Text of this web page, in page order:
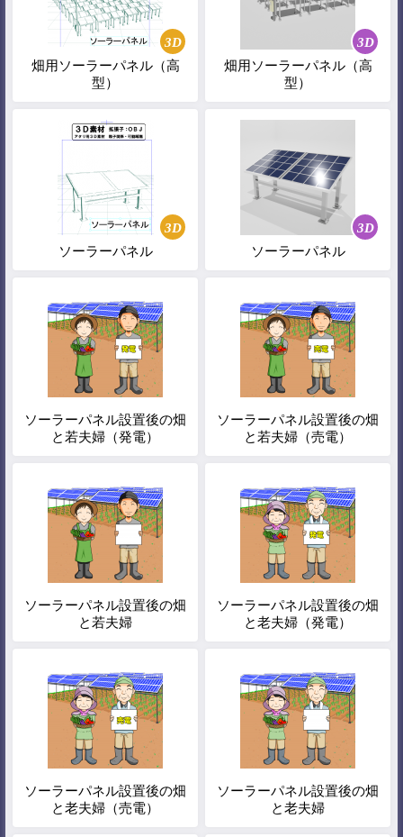
3D
畑用ソーラーパネル（高
型）
3D
畑用ソーラーパネル（高
型）
3D
ソーラーパネル
3D
ソーラーパネル
ソーラーパネル設置後の畑
と若夫婦（発電）
ソーラーパネル設置後の畑
と若夫婦（売電）
ソーラーパネル設置後の畑
と若夫婦
ソーラーパネル設置後の畑
と老夫婦（発電）
ソーラーパネル設置後の畑
と老夫婦（売電）
ソーラーパネル設置後の畑
と老夫婦